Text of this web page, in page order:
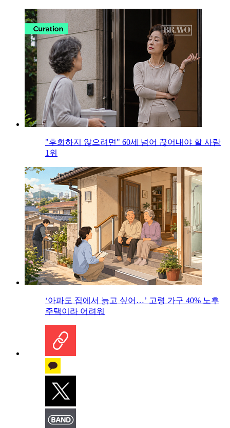
"후회하지 않으려면" 60세 넘어 끊어내야 할 사람
1위
‘아파도 집에서 늙고 싶어…’ 고령 가구 40% 노후
주택이라 어려워